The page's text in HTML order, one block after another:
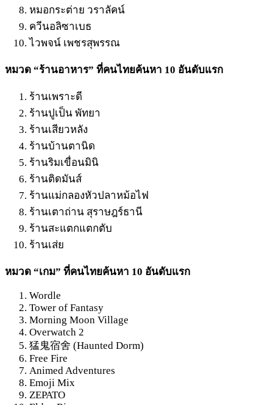
หมอกระต่าย วราลัคน์
ควีนอลิซาเบธ
ไวพจน์ เพชรสุพรรณ
หมวด “ร้านอาหาร” ที่คนไทยค้นหา 10 อันดับแรก
ร้านเพราะดี
ร้านปูเป็น พัทยา
ร้านเสียวหลัง
ร้านบ้านตานิด
ร้านริมเขื่อนมินิ
ร้านติดมันส์
ร้านแม่กลองหัวปลาหม้อไฟ
ร้านเตาถ่าน สุราษฎร์ธานี
ร้านสะแตกแตกตับ
ร้านเส่ย
หมวด “เกม” ที่คนไทยค้นหา 10 อันดับแรก
Wordle
Tower of Fantasy
Morning Moon Village
Overwatch 2
猛鬼宿舍 (Haunted Dorm)
Free Fire
Animed Adventures
Emoji Mix
ZEPATO